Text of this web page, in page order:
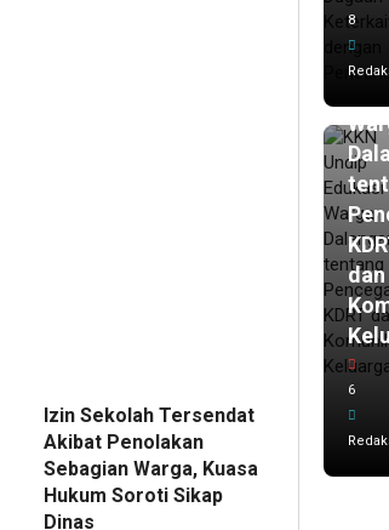
Izin Sekolah Tersendat
Akibat Penolakan
Sebagian Warga, Kuasa
Hukum Soroti Sikap
Dinas
8
KKN
dan
6